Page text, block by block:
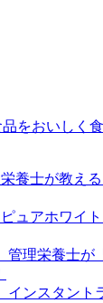
品をおいしく
養士が教え
ュアホワイ
管理栄養士が
インスタント